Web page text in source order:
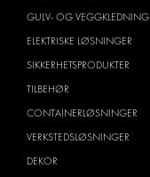
GULV- OG VEGGKLEDNING
ELEKTRISKE LØSNINGER
SIKKERHETSPRODUKTER
TILBEHØR
CONTAINERLØSNINGER
VERKSTEDSLØSNINGER
DEKOR